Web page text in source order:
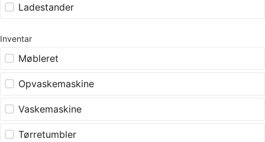
Ladestander
Inventar
Møbleret
Opvaskemaskine
Vaskemaskine
Tørretumbler